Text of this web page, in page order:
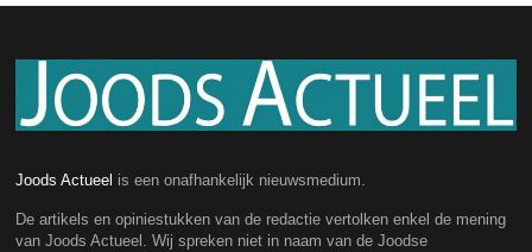
Joods Actueel is een onafhankelijk nieuwsmedium.
De artikels en opiniestukken van de redactie vertolken enkel de mening
van Joods Actueel. Wij spreken niet in naam van de Joodse